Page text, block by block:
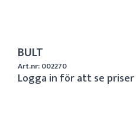
BULT
Art.nr: 002270
Logga in för att se priser